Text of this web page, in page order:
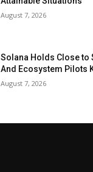
August 7, 2026
Solana Holds Close to
And Ecosystem Pilots
August 7, 2026